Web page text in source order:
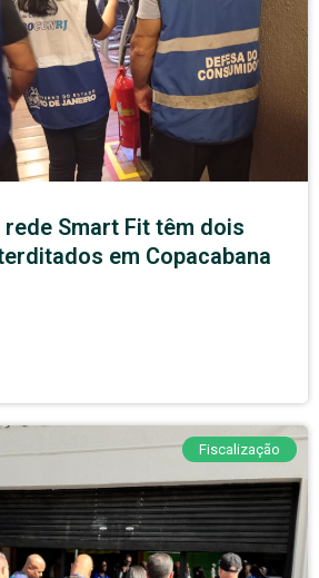
Smart Fit têm dois
em Copacabana
Fiscalização